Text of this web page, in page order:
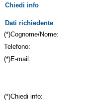
Chiedi info
Dati richiedente
(*)Cognome/Nome:
Telefono:
(*)E-mail:
(*)Chiedi info: